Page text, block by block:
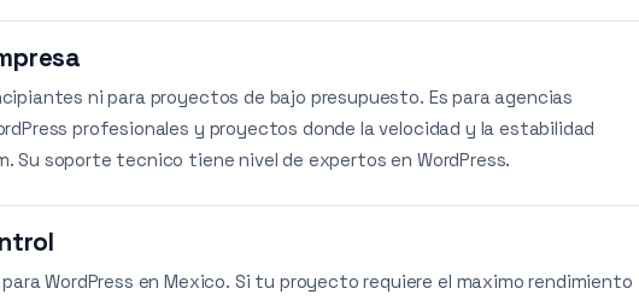
ni para proyectos de bajo presupuesto. Es para agencias
profesionales y proyectos donde la velocidad y la estabilidad
Su soporte tecnico tiene nivel de expertos en WordPress.
WordPress en Mexico. Si tu proyecto requiere el maximo rendimiento